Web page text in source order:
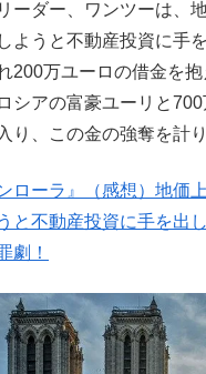
ーダー、ワンツーは、
ようと不動産投資に手
200万ユーロの借金を
シアの富豪ユーリと
り、この金の強奪を計り
ローラ』（感想）地価
と不動産投資に手を出
劇！